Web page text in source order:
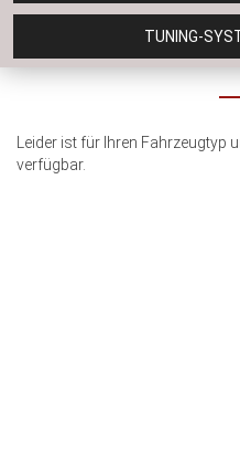
TUNING-
Leider ist für Ihren
verfügbar.